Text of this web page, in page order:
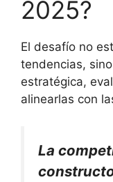
2025?
El desafío no
tendencias,
estratégica,
alinearlas con
La